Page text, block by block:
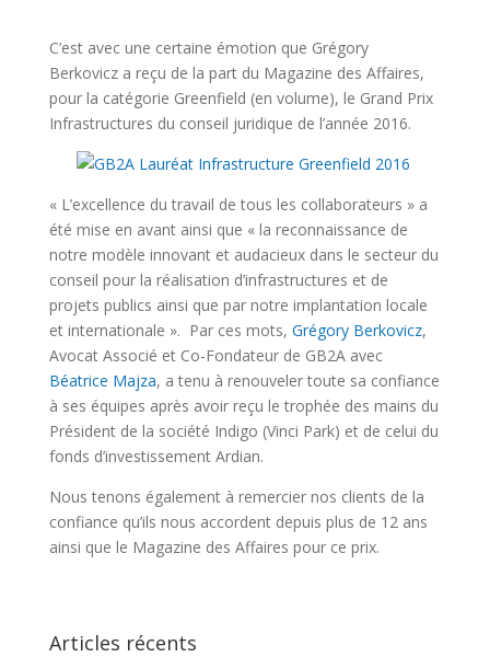
C’est avec une certaine émotion que Grégory
Berkovicz a reçu de la part du Magazine des Affaires,
pour la catégorie Greenfield (en volume), le Grand Prix
Infrastructures du conseil juridique de l’année 2016.
« L’excellence du travail de tous les collaborateurs » a
été mise en avant ainsi que « la reconnaissance de
notre modèle innovant et audacieux dans le secteur du
conseil pour la réalisation d’infrastructures et de
projets publics ainsi que par notre implantation locale
et internationale ». Par ces mots, Grégory Berkovicz,
Avocat Associé et Co-Fondateur de GB2A avec
Béatrice Majza, a tenu à renouveler toute sa confiance
à ses équipes après avoir reçu le trophée des mains du
Président de la société Indigo (Vinci Park) et de celui du
fonds d’investissement Ardian.
Nous tenons également à remercier nos clients de la
confiance qu’ils nous accordent depuis plus de 12 ans
ainsi que le Magazine des Affaires pour ce prix.
Articles récents